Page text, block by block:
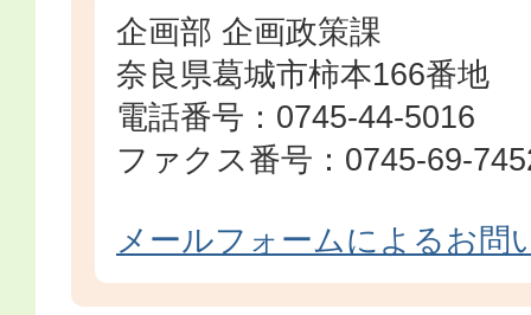
企画部 企画政策課
奈良県葛城市柿本166番地
電話番号：0745-44-5016
ファクス番号：0745-69-
メールフォームによるお問